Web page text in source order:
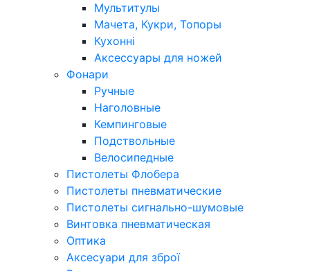
Мультитулы
Мачета, Кукри, Топоры
Кухонні
Аксессуары для ножей
Фонари
Ручные
Наголовные
Кемпинговые
Подствольные
Велосипедные
Пистолеты Флобера
Пистолеты пневматические
Пистолеты сигнально-шумовые
Винтовка пневматическая
Оптика
Аксесуари для зброї